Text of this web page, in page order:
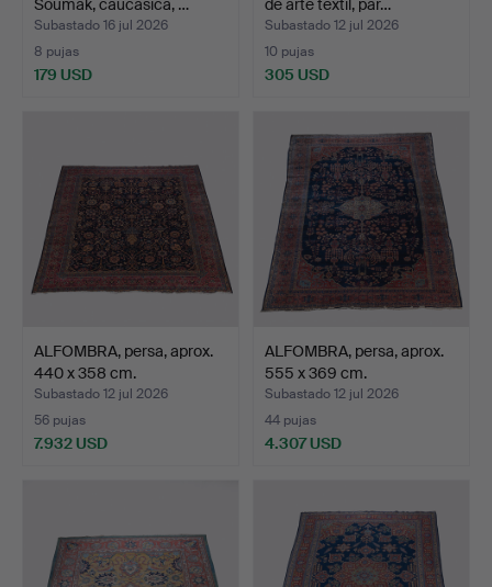
Soumak, caucásica, …
Subastado 16 jul 2026
8 pujas
179 USD
de arte textil, par…
Subastado 12 jul 2026
10 pujas
305 USD
ALFOMBRA, persa, aprox.
440 x 358 cm.
Subastado 12 jul 2026
56 pujas
7.932 USD
ALFOMBRA, persa, aprox.
555 x 369 cm.
Subastado 12 jul 2026
44 pujas
4.307 USD